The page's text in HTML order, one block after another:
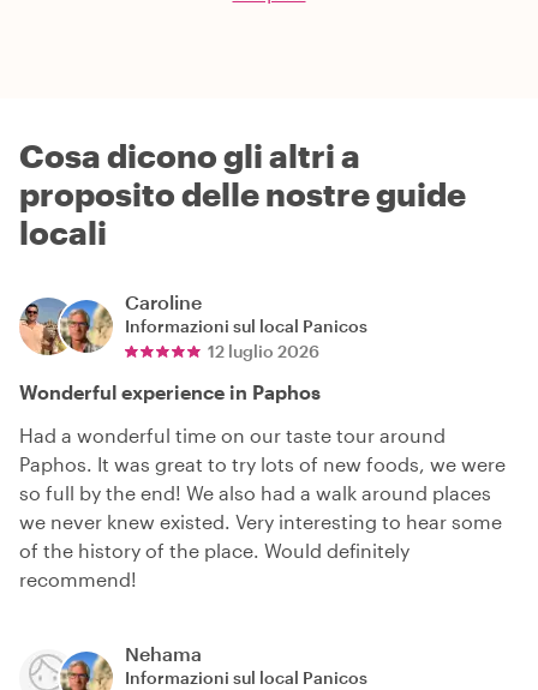
Cosa dicono gli altri a
proposito delle nostre guide
locali
Caroline
Informazioni sul local Panicos
12 luglio 2026
Wonderful experience in Paphos
Had a wonderful time on our taste tour around
Paphos. It was great to try lots of new foods, we were
so full by the end! We also had a walk around places
we never knew existed. Very interesting to hear some
of the history of the place. Would definitely
recommend!
Nehama
Informazioni sul local Panicos